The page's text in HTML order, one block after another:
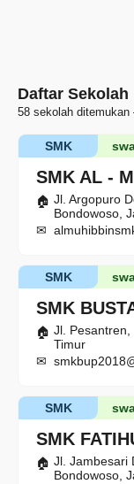
Daftar Sekolah
58 sekolah
SMK AL -
SMK
Jl. Argopuro
Bondowoso,
SMK
SMK
Jl. Pesantren,
Timur
SMK
SMK
Jl. Jambesari
Bondowoso,